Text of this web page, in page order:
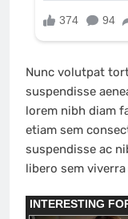
Nunc volutpat
suspendisse
lorem nibh diam
etiam sem
suspendisse ac
libero sem